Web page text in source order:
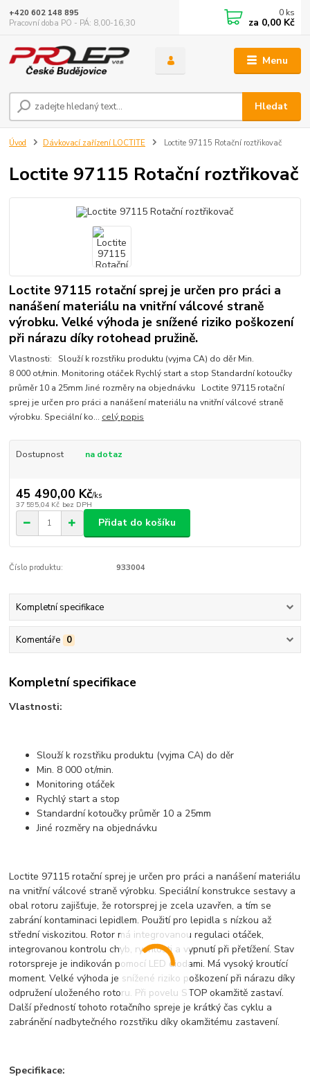
Menu
Hledat
+420 602 148 895
Pracovní doba PO - PÁ: 8,00-16,30
0 ks
za 0,00 Kč
Úvod Dávkovací zařízení LOCTITE Loctite 97115 Rotační roztřikovač
Loctite 97115 Rotační roztřikovač
Loctite 97115 rotační sprej je určen pro práci a
nanášení materiálu na vnitřní válcové straně
výrobku. Velké výhoda je snížené riziko poškození
při nárazu díky rotohead pružině.
Vlastnosti: Slouží k rozstřiku produktu (vyjma CA) do děr Min.
8 000 ot/min. Monitoring otáček Rychlý start a stop Standardní kotoučky
průměr 10 a 25mm Jiné rozměry na objednávku Loctite 97115 rotační
sprej je určen pro práci a nanášení materiálu na vnitřní válcové straně
výrobku. Speciální ko... celý popis
Dostupnost na dotaz
45 490,00 Kč/ks
37 595,04 Kč bez DPH
Přidat do košíku
Číslo produktu: 933004
Kompletní specifikace
Komentáře 0
Kompletní specifikace
Vlastnosti:
Slouží k rozstřiku produktu (vyjma CA) do děr
Min. 8 000 ot/min.
Monitoring otáček
Rychlý start a stop
Standardní kotoučky průměr 10 a 25mm
Jiné rozměry na objednávku
Loctite 97115 rotační sprej je určen pro práci a nanášení materiálu
na vnitřní válcové straně výrobku. Speciální konstrukce sestavy a
obal rotoru zajišťuje, že rotorsprej je zcela uzavřen, a tím se
zabrání kontaminaci lepidlem. Použití pro lepidla s nízkou až
střední viskozitou. Rotor má integrovanou regulaci otáček,
integrovanou kontrolu chyb, rychlosti a vypnutí při přetížení. Stav
rotorspreje je indikován pomocí LED diodami. Má vysoký kroutící
moment. Velké výhoda je snížené riziko poškození při nárazu díky
odpružení uloženého rotoru. Při povelu STOP okamžitě zastaví.
Další předností tohoto rotačního spreje je krátký čas cyklu a
zabránění nadbytečného rozstřiku díky okamžitému zastavení.
Specifikace: